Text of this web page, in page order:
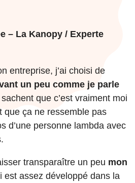
– La Kanopy / Experte
entreprise, j’ai choisi de
un peu comme je parle
que c’est vraiment moi
que ça ne ressemble pas
d’une personne lambda avec
transparaître un peu mon
est assez développé dans la